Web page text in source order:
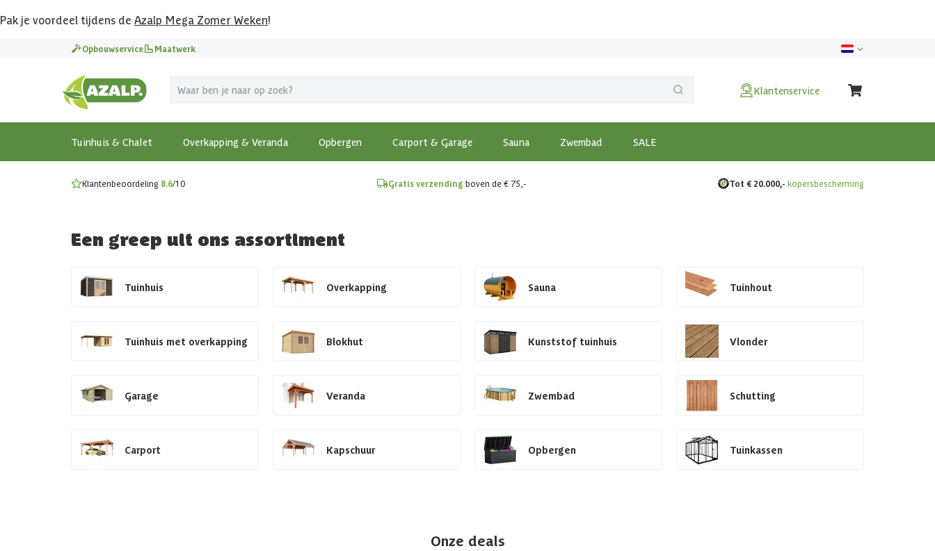
Pak je voordeel tijdens de Azalp Mega Zomer Weken!
Opbouwservice Maatwerk
Klantenservice
Tuinhuis & Chalet Overkapping & Veranda Opbergen Carport & Garage Sauna Zwembad SALE
Vier vakantie in je tuin
MEGA zomer kortingen op overkappingen en tuinhuizen!
Bekijk de actiemodellen
Gratis wandplankset
Ontdek onze metalen overkappingen
Klantenbeoordeling 8.6/10 Gratis verzending boven de € 75,- Tot € 20.000,- kopersbescherming
Een greep uit ons assortiment
Tuinhuis Overkapping Sauna Tuinhout
Tuinhuis met overkapping Blokhut Kunststof tuinhuis Vlonder
Garage Veranda Zwembad Schutting
Carport Kapschuur Opbergen Tuinkassen
Onze deals